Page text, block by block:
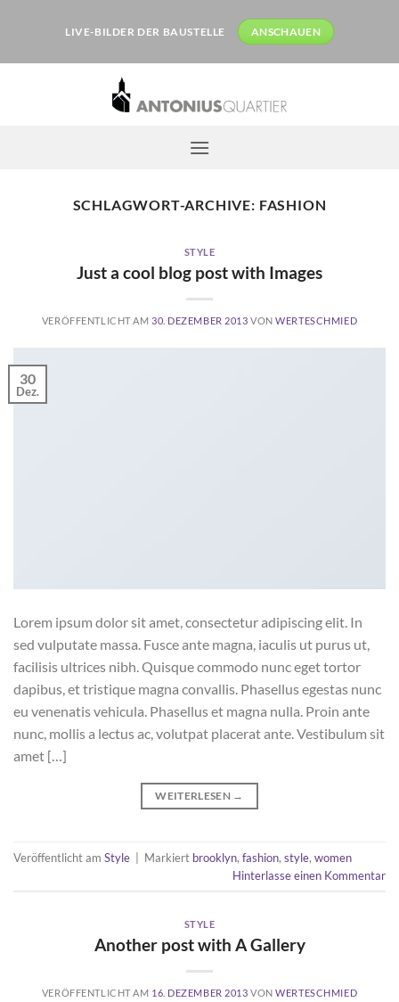
LIVE-BILDER DER BAUSTELLE ANSCHAUEN
SCHLAGWORT-ARCHIVE: FASHION
STYLE
Just a cool blog post with Images
VERÖFFENTLICHT AM 30. DEZEMBER 2013 VONWERTESCHMIED
30
Dez.
Lorem ipsum dolor sit amet, consectetur adipiscing elit. In
sed vulputate massa. Fusce ante magna, iaculis ut purus ut,
facilisis ultrices nibh. Quisque commodo nunc eget tortor
dapibus, et tristique magna convallis. Phasellus egestas nunc
eu venenatis vehicula. Phasellus et magna nulla. Proin ante
nunc, mollis a lectus ac, volutpat placerat ante. Vestibulum sit
amet […]
WEITERLESEN →
Veröffentlicht am Style Markiert brooklyn, fashion, style, women
Hinterlasse einen Kommentar
STYLE
Another post with A Gallery
VERÖFFENTLICHT AM 16. DEZEMBER 2013 VONWERTESCHMIED